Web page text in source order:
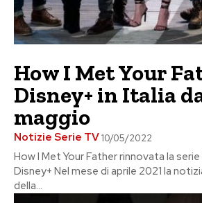
How I Met Your
Disney+ in Italia
maggio
Notizie Serie TV10/05/2022
How I Met Your Father rinnovata la
Disney+ Nel mese di aprile 2021 la
della...